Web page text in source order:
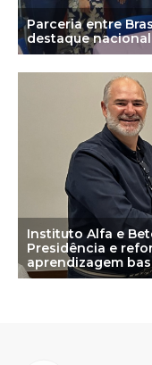
Parceria entre
destaque nacional
Instituto Alfa e
Presidência e
aprendizagem